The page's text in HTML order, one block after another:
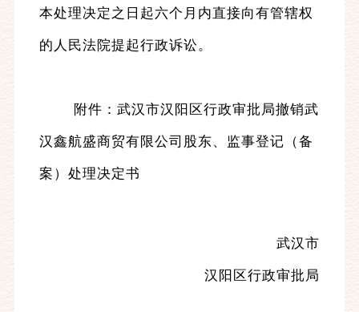
本处理决定之日起六个月内直接向有管辖权
的人民法院提起行政诉讼。
附件：武汉市汉阳区行政审批局撤销武
汉鑫航盛商贸有限公司股东、监事登记（备
案）处理决定书
武汉市
汉阳区行政审批局